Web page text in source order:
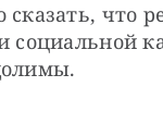
что
социальной